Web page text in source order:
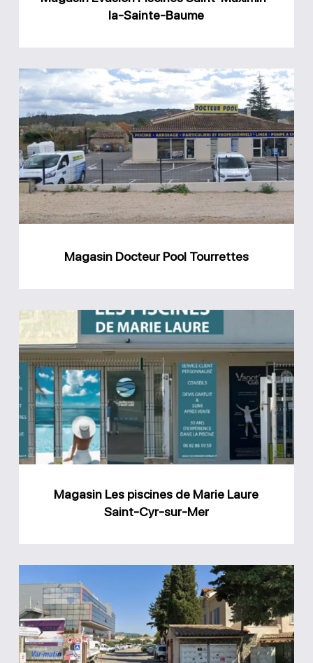
la-Sainte-Baume
Magasin
Docteur
Pool
Tourrettes
Magasin Docteur Pool Tourrettes
Magasin
Les
piscines
de
Marie
Laure
Saint-
Magasin Les piscines de Marie Laure
Saint-Cyr-sur-Mer
Magasin
piscine
Ollioules
AGS